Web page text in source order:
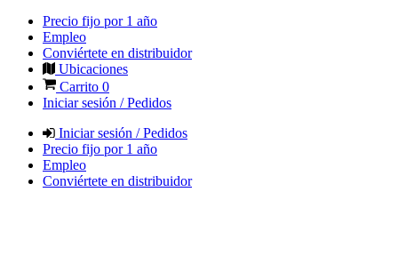
Precio fijo por 1 año
Empleo
Conviértete en distribuidor
Ubicaciones
Carrito 0
Iniciar sesión / Pedidos
Iniciar sesión / Pedidos
Precio fijo por 1 año
Empleo
Conviértete en distribuidor